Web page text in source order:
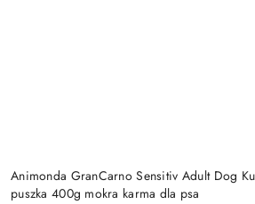
Animonda GranCarno Sensitiv Adult Dog
puszka 400g mokra karma dla psa